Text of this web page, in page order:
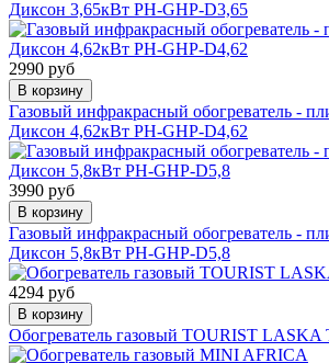
Диксон 3,65кВт PH-GHP-D3,65
2990 руб
В корзину
Газовый инфракрасный обогреватель -
Диксон 4,62кВт PH-GHP-D4,62
3990 руб
В корзину
Газовый инфракрасный обогреватель -
Диксон 5,8кВт PH-GHP-D5,8
4294 руб
В корзину
Обогреватель газовый TOURIST LASKA